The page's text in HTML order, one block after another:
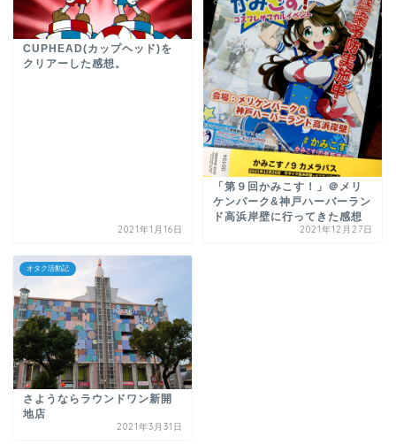
CUPHEAD(カップヘッド)を
クリアーした感想。
2021年1月16日
「第９回かみこす！」＠メリ
ケンパーク&神戸ハーバーラン
ド高浜岸壁に行ってきた感想
2021年12月27日
オタク活動記
さようならラウンドワン新開
地店
2021年3月31日